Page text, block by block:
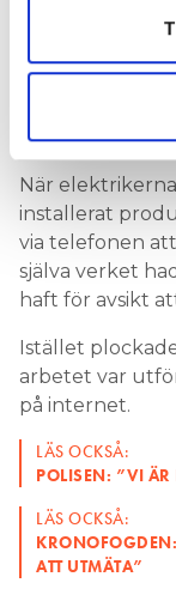
Dessa kan i sin
samlat in när du
UNDER TRE ÅRS
produkter i
om samma
kameror och
När
installerat
via telefonen
själva verket
haft för avsikt
Istället
arbetet var
på internet.
LÄS OCKSÅ:
POLISEN: ”VI
LÄS OCKSÅ:
ATT UTMÄTA”